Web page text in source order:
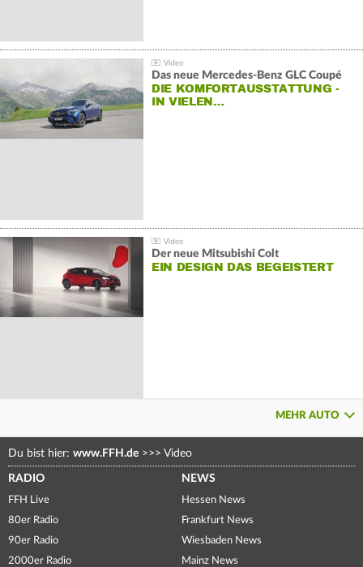
Das neue Mercedes-Benz GLC Coupé
DIE KOMFORTAUSSTATTUNG -
IN VIELEN…
Der neue Mitsubishi Colt
EIN DESIGN DAS BEGEISTERT
MEHR AUTO
Du bist hier: www.FFH.de >>> Video
RADIO
FFH Live
80er Radio
90er Radio
2000er Radio
NEWS
Hessen News
Frankfurt News
Wiesbaden News
Mainz News